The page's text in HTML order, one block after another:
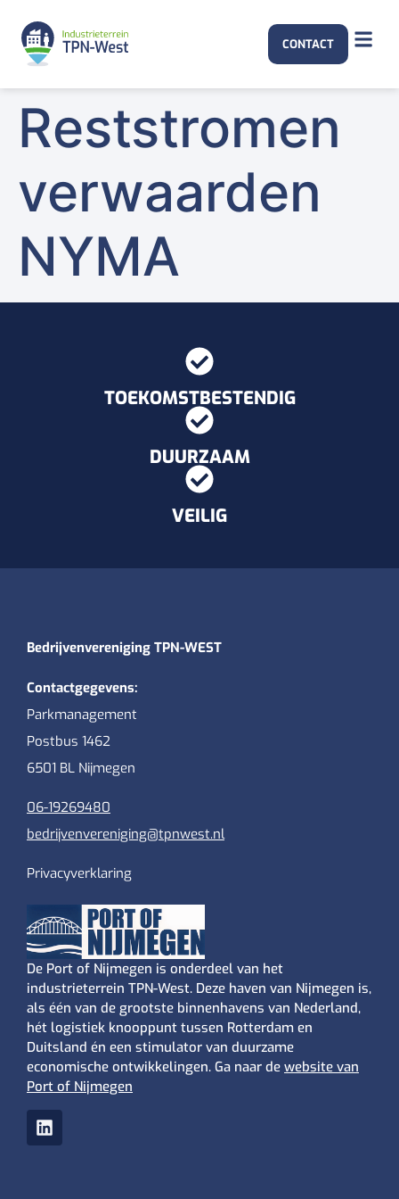
CONTACT
Reststromen
verwaarden
NYMA
TOEKOMSTBESTENDIG
DUURZAAM
VEILIG
Bedrijvenvereniging TPN-WEST
Contactgegevens:
Parkmanagement
Postbus 1462
6501 BL Nijmegen
06-19269480
bedrijvenvereniging@tpnwest.nl
Privacyverklaring
De Port of Nijmegen is onderdeel van het
industrieterrein TPN-West. Deze haven van Nijmegen is,
als één van de grootste binnenhavens van Nederland,
hét logistiek knooppunt tussen Rotterdam en
Duitsland én een stimulator van duurzame
economische ontwikkelingen. Ga naar de website van
Port of Nijmegen